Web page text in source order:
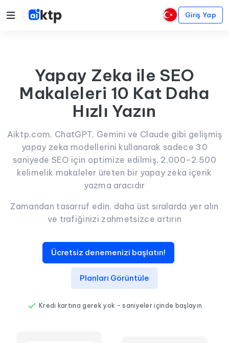
Giriş Yap
Yapay Zeka ile SEO
Makaleleri 10 Kat Daha
Hızlı Yazın
Aiktp.com, ChatGPT, Gemini ve Claude gibi gelişmiş
yapay zeka modellerini kullanarak sadece 30
saniyede SEO için optimize edilmiş, 2.000–2.500
kelimelik makaleler üreten bir yapay zeka içerik
yazma aracıdır
Zamandan tasarruf edin, daha üst sıralarda yer alın
ve trafiğinizi zahmetsizce artırın
Ücretsiz denemenizi başlatın!
Planları Görüntüle
Kredi kartına gerek yok – saniyeler içinde başlayın